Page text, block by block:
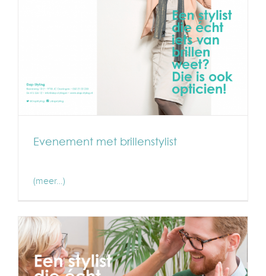
Evenement met brillenstylist
(meer…)